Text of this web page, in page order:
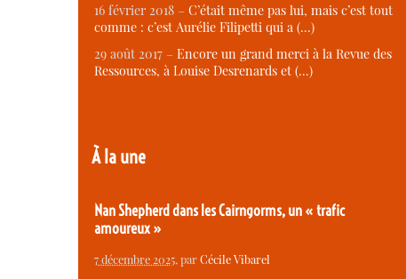
16 février 2018 – C’était même pas lui, mais c’est tout
comme : c’est Aurélie Filipetti qui a (…)
29 août 2017 – Encore un grand merci à la Revue des
Ressources, à Louise Desrenards et (…)
À la une
Nan Shepherd dans les Cairngorms, un « trafic
amoureux »
7 décembre 2025, parCécile Vibarel